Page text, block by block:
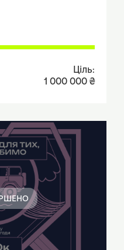
Ціль:
1 000 000 ₴